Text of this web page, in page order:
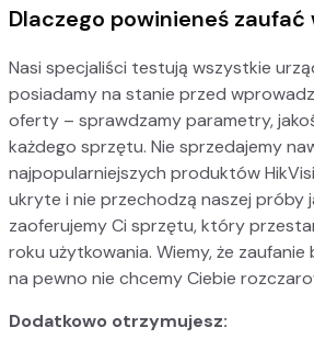
Dlaczego powinieneś zaufać
Nasi specjaliści testują wszystkie
posiadamy na stanie przed
oferty – sprawdzamy parametry,
każdego sprzętu. Nie sprzedajemy
najpopularniejszych produktów
ukryte i nie przechodzą naszej próby
zaoferujemy Ci sprzętu, który
roku użytkowania. Wiemy, że zaufanie
na pewno nie chcemy Ciebie
Dodatkowo otrzymujesz: